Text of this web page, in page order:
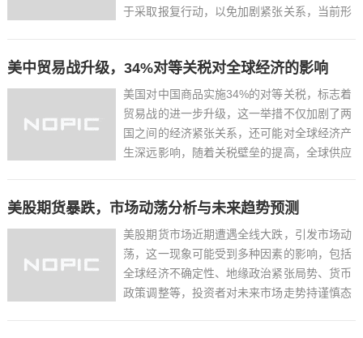
于采取报复行动，以免加剧紧张关系，当前形
济稳定。...
美中贸易战升级，34%对等关税对全球经济的影响
美国对中国商品实施34%的对等关税，标志着
贸易战的进一步升级，这一举措不仅加剧了两
国之间的经济紧张关系，还可能对全球经济产
生深远影响，随着关税壁垒的提高，全球供应
影响经济增长和就业，各国政府和企业需要密
切关注贸易战的进展...
美股期货暴跌，市场动荡分析与未来趋势预测
美股期货市场近期遭遇全线大跌，引发市场动
荡，这一现象可能受到多种因素的影响，包括
全球经济不确定性、地缘政治紧张局势、货币
政策调整等，投资者对未来市场走势持谨慎态